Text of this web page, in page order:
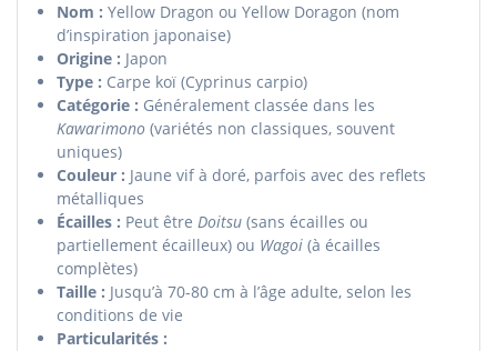
Nom : Yellow Dragon ou Yellow Doragon (nom
d’inspiration japonaise)
Origine : Japon
Type : Carpe koï (Cyprinus carpio)
Catégorie : Généralement classée dans les
Kawarimono (variétés non classiques, souvent
uniques)
Couleur : Jaune vif à doré, parfois avec des reflets
métalliques
Écailles : Peut être Doitsu (sans écailles ou
partiellement écailleux) ou Wagoi (à écailles
complètes)
Taille : Jusqu’à 70-80 cm à l’âge adulte, selon les
conditions de vie
Particularités :